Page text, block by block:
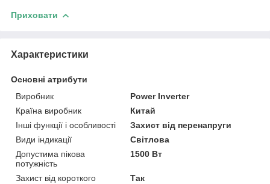
Приховати
Характеристики
Основні атрибути
Виробник
Power Inverter
Країна виробник
Китай
Інші функції і особливості
Захист від перенапруги
Види індикації
Світлова
Допустима пікова
потужність
1500 Вт
Захист від короткого
Так